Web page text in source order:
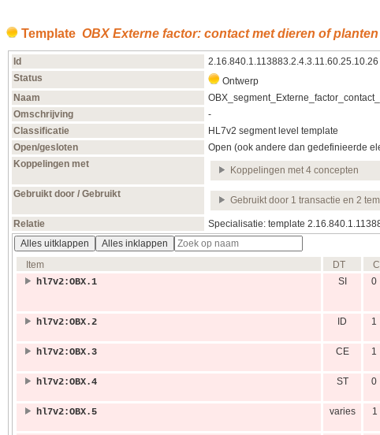
Template OBX Externe factor: contact met dieren of planten
Id 2.16.840.1.113883.2.4.3.11.60.25.10.26
Status
Ontwerp
Naam
Omschrijving
-
Classificatie
HL7v2 segment level template
Open/gesloten
Open (ook andere dan gedefinieerde
Koppelingen met
Koppelingen met 4 concepten
Gebruikt door / Gebruikt
Gebruikt door 1 transactie en 2
Relatie Specialisatie: template
Alles uitklappen
Alles inklappen
Item
DT
hl7v2:OBX.1
SI 0
hl7v2:OBX.2 ID 1
hl7v2:OBX.3
CE 1
hl7v2:OBX.4
ST 0
hl7v2:OBX.5
varies